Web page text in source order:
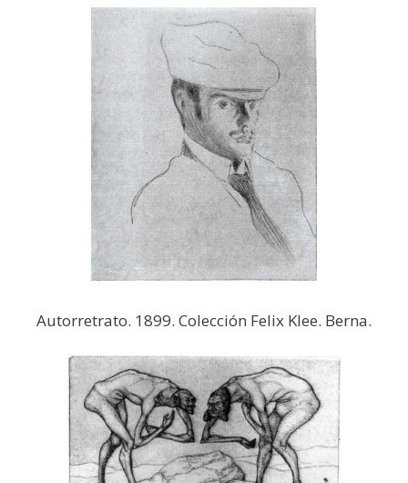
Autorretrato. 1899. Colección Felix Klee. Berna.